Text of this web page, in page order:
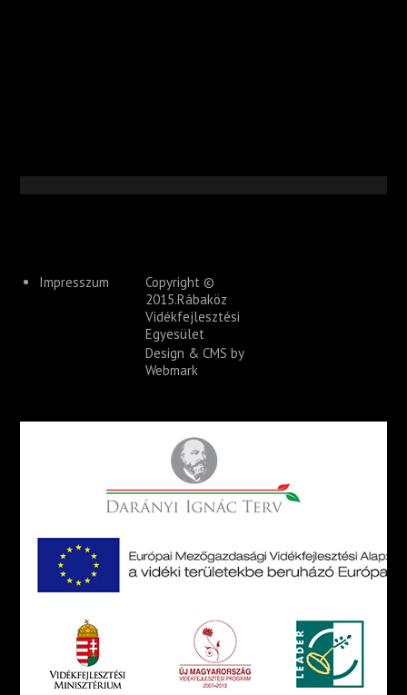
Impresszum
Copyright ©
2015.Rábaköz
Vidékfejlesztési
Egyesület
Design & CMS by
Webmark